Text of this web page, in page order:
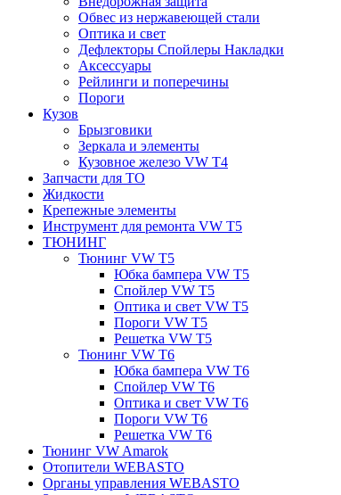
Обвес из нержавеющей стали
Оптика и свет
Дефлекторы Спойлеры Накладки
Аксессуары
Рейлинги и поперечины
Пороги
Кузов
Брызговики
Зеркала и элементы
Кузовное железо VW T4
Запчасти для ТО
Жидкости
Крепежные элементы
Инструмент для ремонта VW T5
ТЮНИНГ
Тюнинг VW T5
Юбка бампера VW T5
Спойлер VW T5
Оптика и свет VW T5
Пороги VW T5
Решетка VW T5
Тюнинг VW T6
Юбка бампера VW T6
Спойлер VW T6
Оптика и свет VW T6
Пороги VW T6
Решетка VW T6
Тюнинг VW Amarok
Отопители WEBASTO
Органы управления WEBASTO